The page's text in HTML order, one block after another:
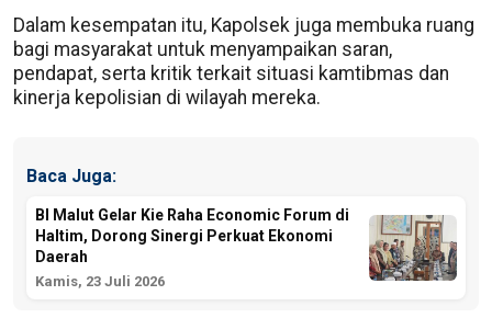
Dalam kesempatan itu, Kapolsek juga membuka ruang
bagi masyarakat untuk menyampaikan saran,
pendapat, serta kritik terkait situasi kamtibmas dan
kinerja kepolisian di wilayah mereka.
Baca Juga:
BI Malut Gelar Kie Raha Economic Forum di
Haltim, Dorong Sinergi Perkuat Ekonomi
Daerah
Kamis, 23 Juli 2026